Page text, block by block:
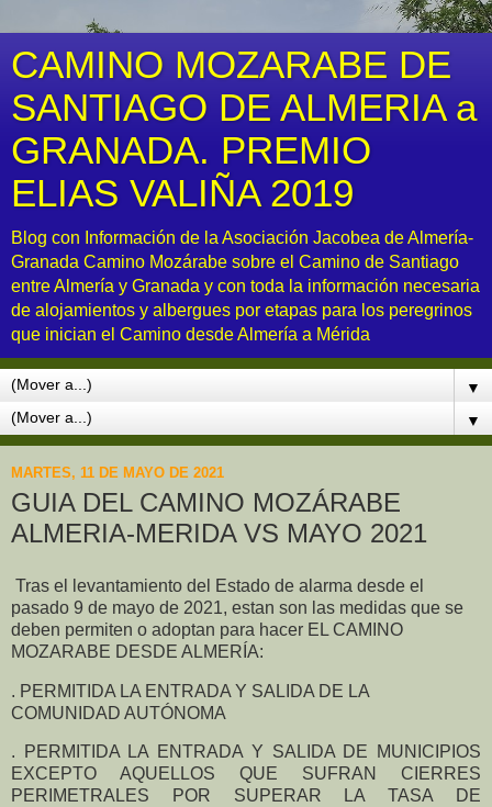
CAMINO MOZARABE DE
SANTIAGO DE ALMERIA a
GRANADA. PREMIO
ELIAS VALIÑA 2019
Blog con Información de la Asociación Jacobea de Almería-
Granada Camino Mozárabe sobre el Camino de Santiago
entre Almería y Granada y con toda la información necesaria
de alojamientos y albergues por etapas para los peregrinos
que inician el Camino desde Almería a Mérida
▼
▼
MARTES, 11 DE MAYO DE 2021
GUIA DEL CAMINO MOZÁRABE
ALMERIA-MERIDA VS MAYO 2021
Tras el levantamiento del Estado de alarma desde el
pasado 9 de mayo de 2021, estan son las medidas que se
deben permiten o adoptan para hacer EL CAMINO
MOZARABE DESDE ALMERÍA:
. PERMITIDA LA ENTRADA Y SALIDA DE LA
COMUNIDAD AUTÓNOMA
. PERMITIDA LA ENTRADA Y SALIDA DE MUNICIPIOS
EXCEPTO AQUELLOS QUE SUFRAN CIERRES
PERIMETRALES POR SUPERAR LA TASA DE